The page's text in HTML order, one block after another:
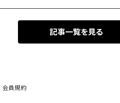
記事一覧を見る
会員規約